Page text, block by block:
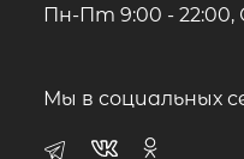
Пн-Пт 9:00 - 22:00,
Мы в социальных